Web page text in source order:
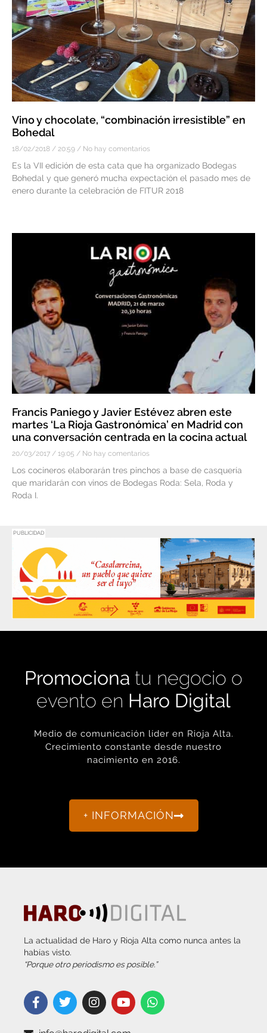
Vino y chocolate, “combinación irresistible” en
Bohedal
18/02/2018 20:59 No hay comentarios
Es la VII edición de esta cata que ha organizado Bodegas
Bohedal y que generó mucha expectación el pasado mes de
enero durante la celebración de FITUR 2018
Francis Paniego y Javier Estévez abren este
martes ‘La Rioja Gastronómica’ en Madrid con
una conversación centrada en la cocina actual
20/03/2017 19:05 No hay comentarios
Los cocineros elaborarán tres pinchos a base de casquería
que maridarán con vinos de Bodegas Roda: Sela, Roda y
Roda I.
PUBLICIDAD
Promociona tu negocio o
evento en Haro Digital
Medio de comunicación líder en Rioja Alta.
Crecimiento constante desde nuestro
nacimiento en 2016.
+ INFORMACIÓN
La actualidad de Haro y Rioja Alta como nunca antes la
habías visto.
“Porque otro periodismo es posible.”